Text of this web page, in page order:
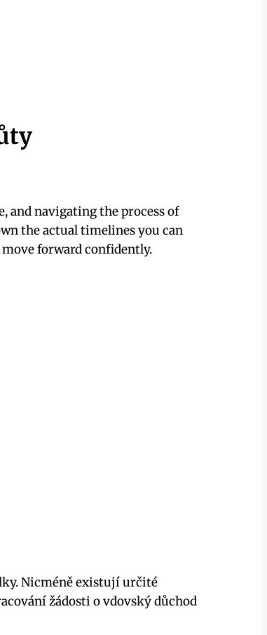
and navigating the process of
the actual timelines you can
forward confidently.
Nicméně existují určité
žádosti o vdovský důchod